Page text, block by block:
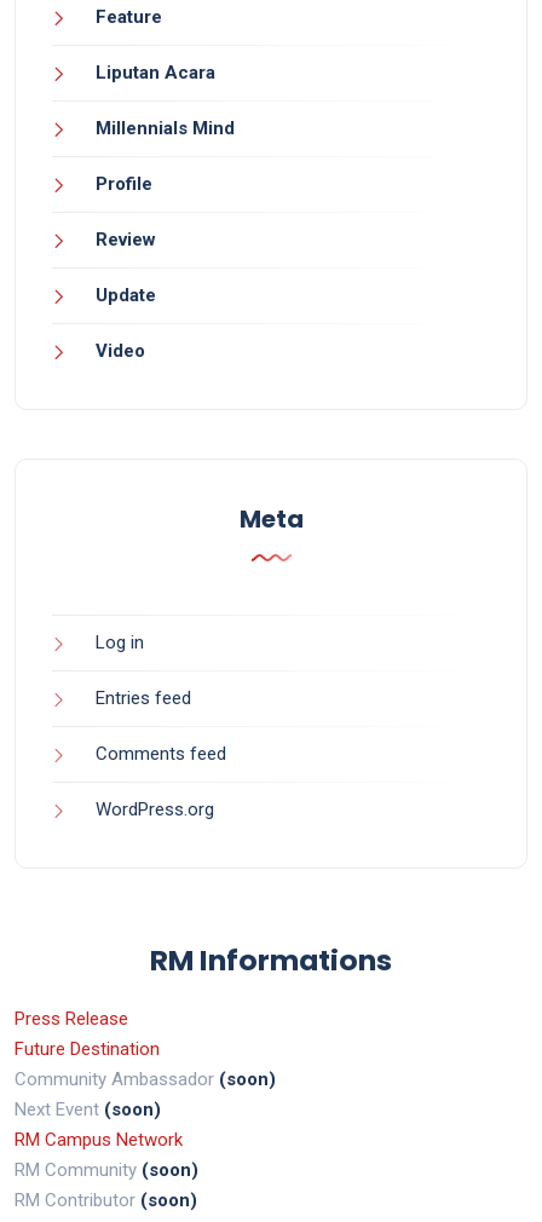
Feature
Liputan Acara
Millennials Mind
Profile
Review
Update
Video
Meta
Log in
Entries feed
Comments feed
WordPress.org
RM Informations
Press Release
Future Destination
Community Ambassador (soon)
Next Event (soon)
RM Campus Network
RM Community (soon)
RM Contributor (soon)